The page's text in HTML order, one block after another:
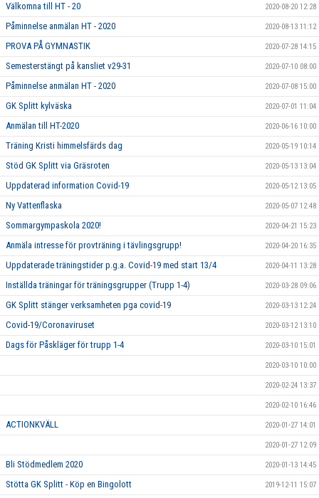
Välkomna till HT - 20 2020-08-20 12:28
Påminnelse anmälan HT - 2020 2020-08-13 11:12
PROVA PÅ GYMNASTIK 2020-07-28 14:15
Semesterstängt på kansliet v29-31 2020-07-10 08:00
Påminnelse anmälan HT - 2020 2020-07-08 15:00
GK Splitt kylväska 2020-07-01 11:04
Anmälan till HT-2020 2020-06-16 10:00
Träning Kristi himmelsfärds dag 2020-05-19 10:14
Stöd GK Splitt via Gräsroten 2020-05-13 13:04
Uppdaterad information Covid-19 2020-05-12 13:05
Ny Vattenflaska 2020-05-07 12:48
Sommargympaskola 2020! 2020-04-21 15:23
Anmäla intresse för provträning i tävlingsgrupp! 2020-04-20 16:35
Uppdaterade träningstider p.g.a. Covid-19 med start 13/4 2020-04-11 13:28
Inställda träningar för träningsgrupper (Trupp 1-4) 2020-03-28 09:06
GK Splitt stänger verksamheten pga covid-19 2020-03-13 12:24
Covid-19/Coronaviruset 2020-03-12 13:10
Dags för Påskläger för trupp 1-4 2020-03-10 15:01
2020-03-10 10:00
2020-02-24 13:37
2020-02-10 16:46
ACTIONKVÄLL 2020-01-27 14:01
2020-01-27 12:09
Bli Stödmedlem 2020 2020-01-13 14:45
Stötta GK Splitt - Köp en Bingolott 2019-12-11 15:07